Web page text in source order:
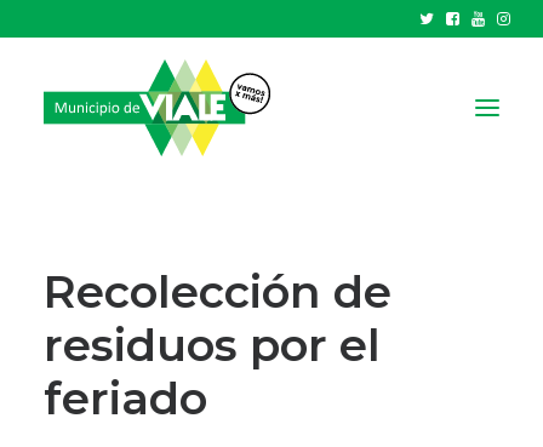
HCD
TRÁMITES Y SERVICIOS
CIUDAD
Recolección de
residuos por el
feriado